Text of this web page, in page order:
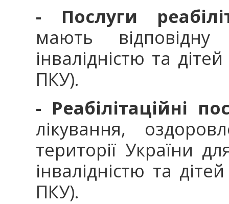
- Послуги
мають
інвалідністю та
ПКУ).
- Реабілітаційні
лікування,
території України
інвалідністю та
ПКУ).